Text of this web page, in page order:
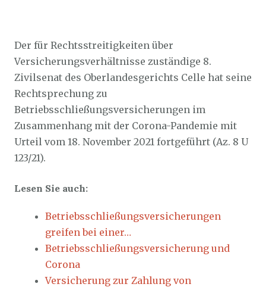
Der für Rechtsstreitigkeiten über
Versicherungsverhältnisse zuständige 8.
Zivilsenat des Oberlandesgerichts Celle hat seine
Rechtsprechung zu
Betriebsschließungsversicherungen im
Zusammenhang mit der Corona-Pandemie mit
Urteil vom 18. November 2021 fortgeführt (Az. 8 U
123/21).
Lesen Sie auch:
Betriebsschließungsversicherungen
greifen bei einer…
Betriebsschließungsversicherung und
Corona
Versicherung zur Zahlung von